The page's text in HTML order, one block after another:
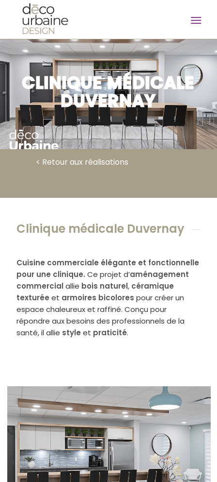
CLINIQUE MÉDICALE
DUVERNAY
< Retour aux réalisations
Clinique médicale Duvernay
Cuisine commerciale élégante et fonctionnelle
pour une clinique. Ce projet d’aménagement
commercialallie bois naturel, céramique
texturée et armoires bicolores pour créer un
espace chaleureux et raffiné. Conçu pour
répondre aux besoins des professionnels de la
santé, il allie style et praticité.